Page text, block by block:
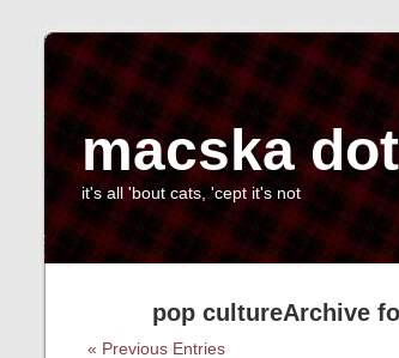
macska
it's all 'bout cats, 'cept it's not
pop cultureArchive
« Previous Entries